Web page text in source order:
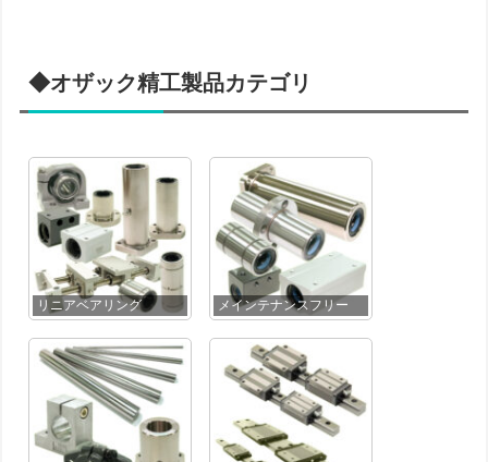
◆オザック精工製品カテゴリ
リニアベアリング メインテナンスフリー